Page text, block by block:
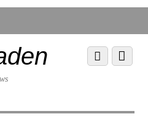
Menu
Scroll
down